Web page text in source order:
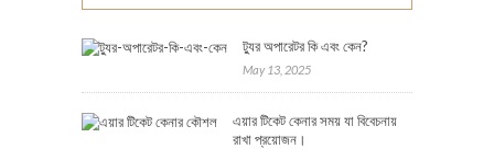
ট্যুর অপারেটর কি এবং কেন?
May 13, 2025
এয়ার টিকেট কেনার সময় যা বিবেচনায়
রাখা প্রয়োজন।